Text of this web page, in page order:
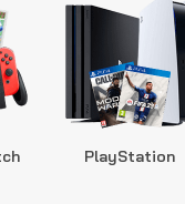
PlayStation